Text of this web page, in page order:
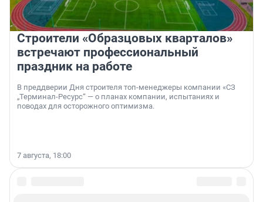
Строители «Образцовых кварталов»
встречают профессиональный
праздник на работе
В преддверии Дня строителя топ-менеджеры компании «СЗ
„Терминал-Ресурс“ — о планах компании, испытаниях и
поводах для осторожного оптимизма.
7 августа, 18:00